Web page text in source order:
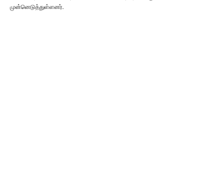
முன்னெடுத்துள்ளனர்.